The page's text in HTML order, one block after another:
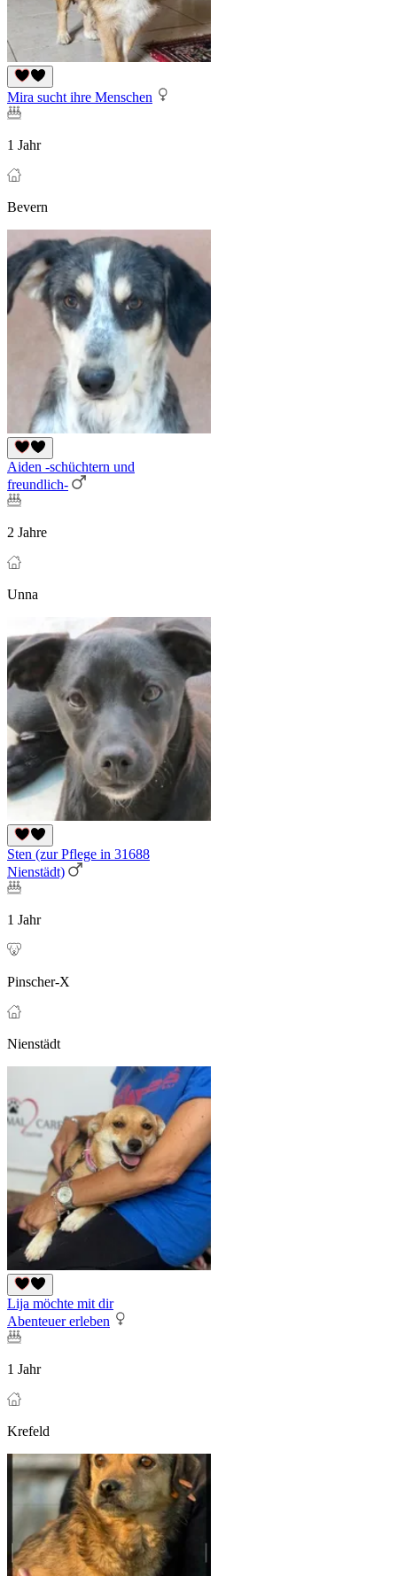
Mira sucht ihre Menschen
1 Jahr
Bevern
Aiden -schüchtern und
freundlich-
2 Jahre
Unna
Sten (zur Pflege in 31688
Nienstädt)
1 Jahr
Pinscher-X
Nienstädt
Lija möchte mit dir
Abenteuer erleben
1 Jahr
Krefeld